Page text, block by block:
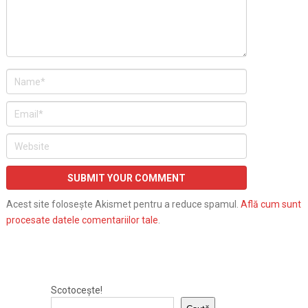
Acest site folosește Akismet pentru a reduce spamul. Află cum sunt
procesate datele comentariilor tale
Scotocește!